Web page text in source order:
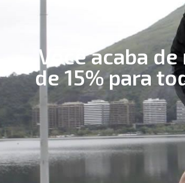
Você acaba
de 15% para